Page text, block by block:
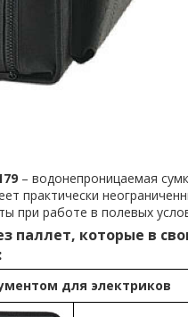
– водонепроницаемая
практически
при работе в полевых
паллет, которые в
для электриков